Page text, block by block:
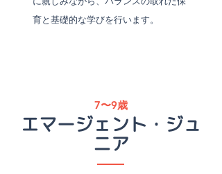
育と基礎的な学びを行います。
7〜9歳
エマージェント・ジュ
ニア